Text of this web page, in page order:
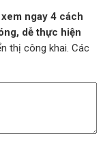
ngay 4 cách
dễ thực hiện
thị công khai. Các